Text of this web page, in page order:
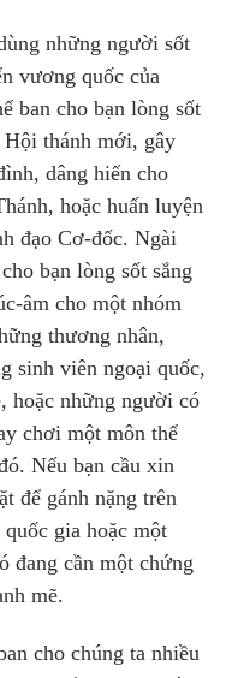
những người sốt
vương quốc của
ban cho bạn lòng sốt
Hội thánh mới, gây
dâng hiến cho
hoặc huấn luyện
đạo Cơ-đốc. Ngài
bạn lòng sốt sắng
âm cho một nhóm
thương nhân,
sinh viên ngoại quốc,
hoặc những người có
chơi một môn thể
Nếu bạn cầu xin
để gánh nặng trên
gia hoặc một
đang cần một chứng
mẽ.
cho chúng ta nhiều